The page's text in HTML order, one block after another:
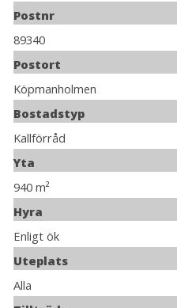
Postnr
89340
Postort
Köpmanholmen
Bostadstyp
Kallförråd
Yta
940 m²
Hyra
Enligt ök
Uteplats
Alla